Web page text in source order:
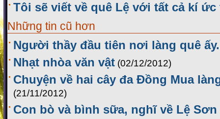
Tôi sẽ viết về quê Lệ với tất cả kí
Những tin cũ hơn
Người thầy đầu tiên nơi làng quê ấy.
Nhạt nhòa văn vật (02/12/2012)
Chuyện về hai cây đa Đồng Mua
(21/11/2012)
Con bò và bình sữa, nghĩ về Lệ Sơn